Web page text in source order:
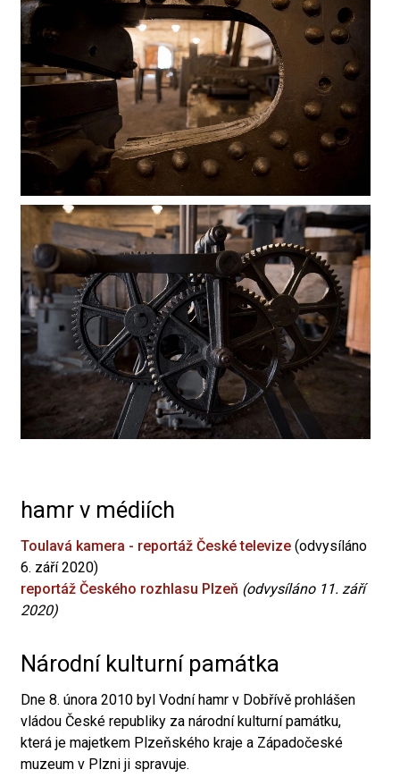
hamr v médiích
Toulavá kamera - reportáž České televize (odvysíláno
6. září 2020)
reportáž Českého rozhlasu Plzeň (odvysíláno 11. září
2020)
Národní kulturní památka
Dne 8. února 2010 byl Vodní hamr v Dobřívě prohlášen
vládou České republiky za národní kulturní památku,
která je majetkem Plzeňského kraje a Západočeské
muzeum v Plzni ji spravuje.